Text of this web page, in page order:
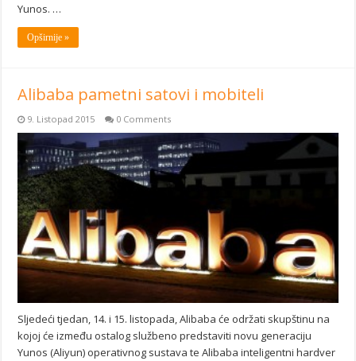
Yunos. …
Opširnije »
Alibaba pametni satovi i mobiteli
9. Listopad 2015 0 Comments
Sljedeći tjedan, 14. i 15. listopada, Alibaba će održati skupštinu na
kojoj će između ostalog službeno predstaviti novu generaciju
Yunos (Aliyun) operativnog sustava te Alibaba inteligentni hardver